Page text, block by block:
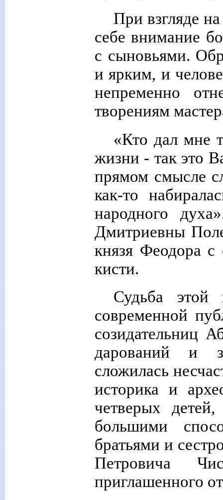
При взгляде
себе внимание
с сыновьями.
и ярким, и
непременно
творениям
«Кто дал мне
жизни - так это
прямом смысле
как-то
народного
Дмитриевны
князя Феодора
кисти.
Судьба этой
современной
созидательниц
дарований и
сложилась
историка и
четверых
большими
братьями и
Петровича
приглашенного